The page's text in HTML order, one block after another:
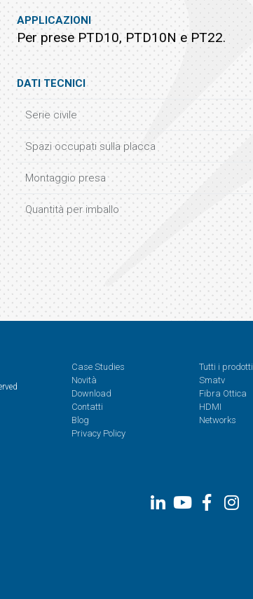
APPLICAZIONI
Per prese PTD10, PTD10N e PT22.
DATI TECNICI
Serie civile
Spazi occupati sulla placca
Montaggio presa
Quantità per imballo
Case Studies
Novità
Download
Contatti
Blog
Privacy Policy
Tutti i prodotti
Smatv
Fibra Ottica
HDMI
Networks